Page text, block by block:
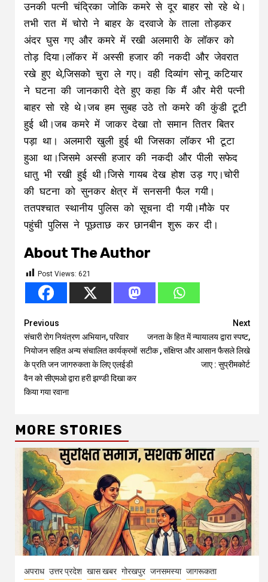
उनकी पत्नी चंद्रिका जोकि कमरे से दूर बाहर सो रहे थे।
तभी रात में चोरो ने बाहर के दरवाजे के ताला तोड़कर
अंदर घुस गए और कमरे में रखी अलमारी के लॉकर को
तोड़ दिया।लॉकर में अस्सी हजार की नकदी और जेवरात
रखे हुए थे,जिसको चुरा ले गए। वही दिव्यांग सोनू कटियार
ने घटना की जानकारी देते हुए कहा कि मैं और मेरी पत्नी
बाहर सो रहे थे।जब हम सुबह उठे तो कमरे की कुंडी टूटी
हुई थी।जब कमरे में जाकर देखा तो समान तितर बितर
पड़ा था। अलमारी खुली हुई थी जिसका लॉकर भी टूटा
हुआ था।जिसमे अस्सी हजार की नकदी और पीली सफेद
धातु भी रखी हुई थी।जिसे गायब देख होश उड़ गए।चोरी
की घटना को सुनकर क्षेत्र में सनसनी फैल गयी।
ततपश्चात स्थानीय पुलिस को सूचना दी गयी।मौके पर
पहुंची पुलिस ने पूछताछ कर छानबीन शुरू कर दी।
About The Author
Post Views: 621
Continue
Reading
Previous
संचारी रोग नियंत्रण अभियान, परिवार
नियोजन सहित अन्य संचालित कार्यक्रमों
के प्रति जन जागरुकता के लिए एलईडी
वैन को सीएमओ द्वारा हरी झण्डी दिखा कर
किया गया रवाना
Next
जनता के हित में न्यायालय द्वारा स्पष्ट,
सटीक , संक्षिप्त और आसान फैसले लिखे
जाए : सुप्रीमकोर्ट
MORE STORIES
अपराध उत्तर प्रदेश खास खबर गोरखपुर जनसमस्या जागरूकता